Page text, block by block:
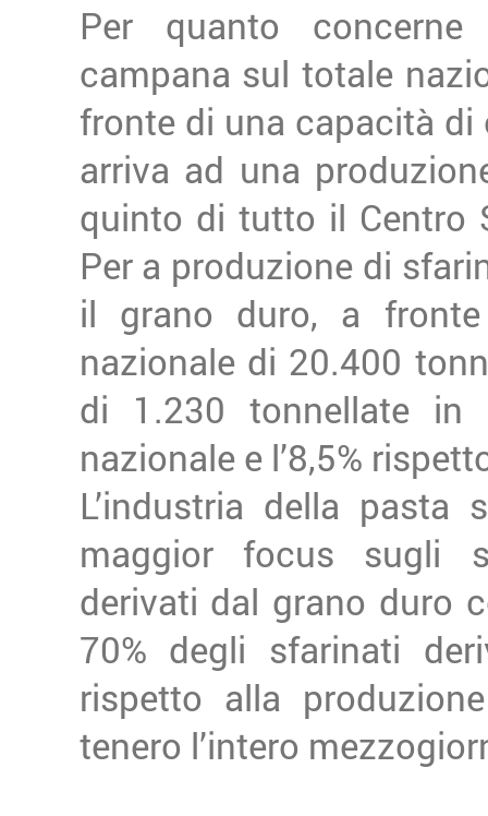
Per quanto
campana sul totale
fronte di una capacità
arriva ad una
quinto di tutto il Centro
Per a produzione di
il grano duro, a
nazionale di 20.400
di 1.230 tonnellate
nazionale e l’8,5%
L’industria della
maggior focus sugli
derivati dal grano duro
70% degli sfarinati
rispetto alla
tenero l’intero